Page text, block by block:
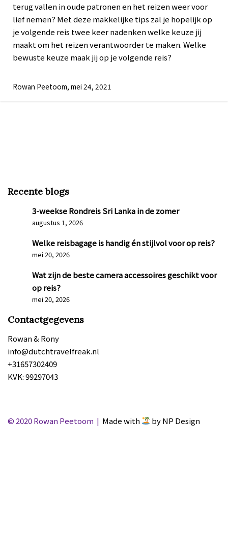
terug vallen in oude patronen en het reizen weer voor
lief nemen? Met deze makkelijke tips zal je hopelijk op
je volgende reis twee keer nadenken welke keuze jij
maakt om het reizen verantwoorder te maken. Welke
bewuste keuze maak jij op je volgende reis?
Rowan Peetoom, mei 24, 2021
Recente blogs
3-weekse Rondreis Sri Lanka in de zomer
augustus 1, 2026
Welke reisbagage is handig én stijlvol voor op reis?
mei 20, 2026
Wat zijn de beste camera accessoires geschikt voor
op reis?
mei 20, 2026
Contactgegevens
Rowan & Rony
info@dutchtravelfreak.nl
+31657302409
KVK: 99297043
© 2020 Rowan Peetoom | Made with by NP Design